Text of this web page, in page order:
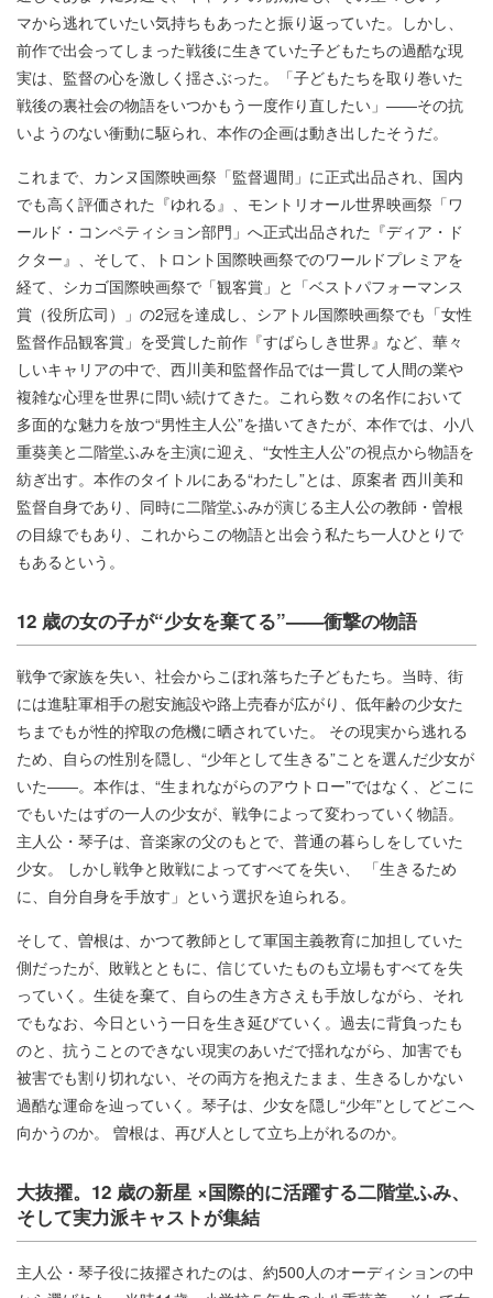
マから逃れていたい気持ちもあったと振り返っていた。しかし、
前作で出会ってしまった戦後に⽣きていた⼦どもたちの過酷な現
実は、監督の⼼を激しく揺さぶった。「⼦どもたちを取り巻いた
戦後の裏社会の物語をいつかもう⼀度作り直したい」――その抗
いようのない衝動に駆られ、本作の企画は動き出したそうだ。
これまで、カンヌ国際映画祭「監督週間」に正式出品され、国内
でも⾼く評価された『ゆれる』、モントリオール世界映画祭「ワ
ールド・コンペティション部⾨」へ正式出品された『ディア・ド
クター』、そして、トロント国際映画祭でのワールドプレミアを
経て、シカゴ国際映画祭で「観客賞」と「ベストパフォーマンス
賞（役所広司）」の2冠を達成し、シアトル国際映画祭でも「⼥性
監督作品観客賞」を受賞した前作『すばらしき世界』など、華々
しいキャリアの中で、⻄川美和監督作品では⼀貫して⼈間の業や
複雑な⼼理を世界に問い続けてきた。これら数々の名作において
多⾯的な魅⼒を放つ“男性主⼈公”を描いてきたが、本作では、⼩⼋
重葵美と⼆階堂ふみを主演に迎え、“⼥性主⼈公”の視点から物語を
紡ぎ出す。本作のタイトルにある“わたし”とは、原案者 ⻄川美和
監督⾃⾝であり、同時に⼆階堂ふみが演じる主⼈公の教師・曽根
の⽬線でもあり、これからこの物語と出会う私たち⼀⼈ひとりで
もあるという。
12 歳の女の子が“少女を棄てる”——衝撃の物語
戦争で家族を失い、社会からこぼれ落ちた⼦どもたち。当時、街
には進駐軍相⼿の慰安施設や路上売春が広がり、低年齢の少⼥た
ちまでもが性的搾取の危機に晒されていた。 その現実から逃れる
ため、⾃らの性別を隠し、“少年として⽣きる”ことを選んだ少⼥が
いた――。本作は、“⽣まれながらのアウトロー”ではなく、どこに
でもいたはずの⼀⼈の少⼥が、戦争によって変わっていく物語。
主⼈公・琴⼦は、⾳楽家の⽗のもとで、普通の暮らしをしていた
少⼥。 しかし戦争と敗戦によってすべてを失い、 「⽣きるため
に、⾃分⾃⾝を⼿放す」という選択を迫られる。
そして、曽根は、かつて教師として軍国主義教育に加担していた
側だったが、敗戦とともに、信じていたものも⽴場もすべてを失
っていく。⽣徒を棄て、⾃らの⽣き⽅さえも⼿放しながら、それ
でもなお、今⽇という⼀⽇を⽣き延びていく。過去に背負ったも
のと、抗うことのできない現実のあいだで揺れながら、加害でも
被害でも割り切れない、その両⽅を抱えたまま、⽣きるしかない
過酷な運命を辿っていく。琴⼦は、少⼥を隠し“少年”としてどこへ
向かうのか。 曽根は、再び⼈として⽴ち上がれるのか。
大抜擢。12 歳の新星 ×国際的に活躍する二階堂ふみ、
そして実力派キャストが集結
主⼈公・琴⼦役に抜擢されたのは、約500⼈のオーディションの中